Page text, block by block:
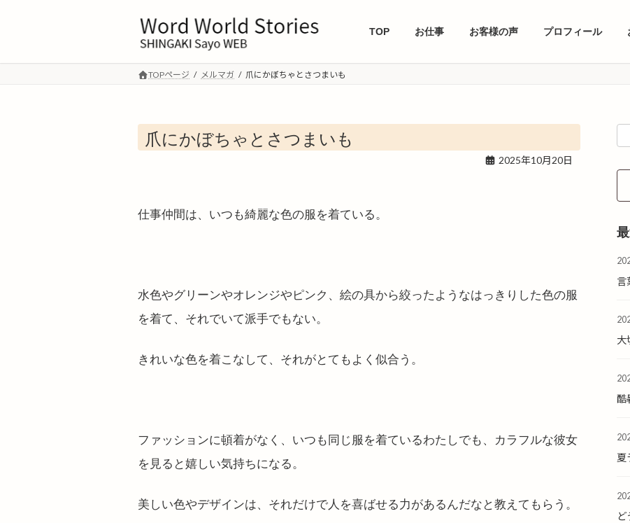
TOP お仕事 お客様の声 プロフィール
TOPページ メルマガ 爪にかぼちゃとさつまいも
爪にかぼちゃとさつまいも
2025年10月20日
仕事仲間は、いつも綺麗な色の服を着ている。
水色やグリーンやオレンジやピンク、絵の具から絞ったようなはっきりした色の服
を着て、それでいて派手でもない。
きれいな色を着こなして、それがとてもよく似合う。
ファッションに頓着がなく、いつも同じ服を着ているわたしでも、カラフルな彼女
を見ると嬉しい気持ちになる。
美しい色やデザインは、それだけで人を喜ばせる力があるんだなと教えてもらう。
言
大
酷
夏
ど